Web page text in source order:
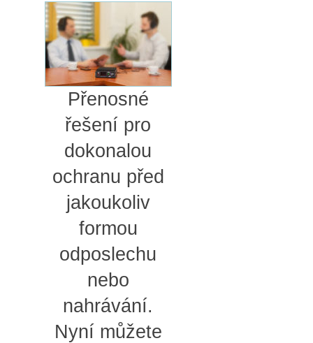
Přenosné
řešení pro
dokonalou
ochranu před
jakoukoliv
formou
odposlechu
nebo
nahrávání.
Nyní můžete